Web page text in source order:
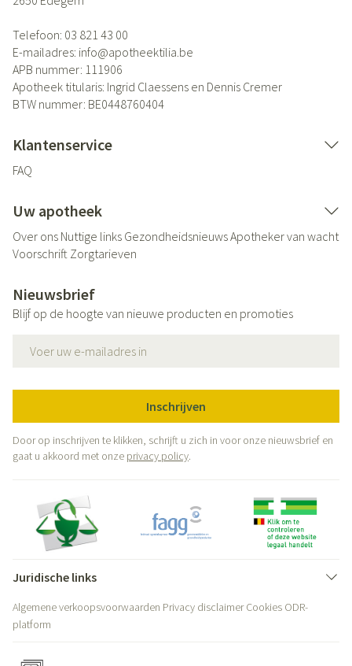
Telefoon: 03 821 43 00
E-mailadres: info@apotheektilia.be
APB nummer: 111906
Apotheek titularis: Ingrid Claessens en Dennis Cremer
BTW nummer: BE0448760404
Klantenservice
FAQ
Uw apotheek
Over ons Nuttige links GezondheidsnieuwsApotheker van wacht
Voorschrift Zorgtarieven
Nieuwsbrief
Blijf op de hoogte van nieuwe producten en promoties
Inschrijven
Door op inschrijven te klikken, schrijft u zich in voor onze nieuwsbrief en
gaat u akkoord met onze privacy policy.
Juridische links
Algemene verkoopsvoorwaarden Privacy disclaimer Cookies ODR-
platform